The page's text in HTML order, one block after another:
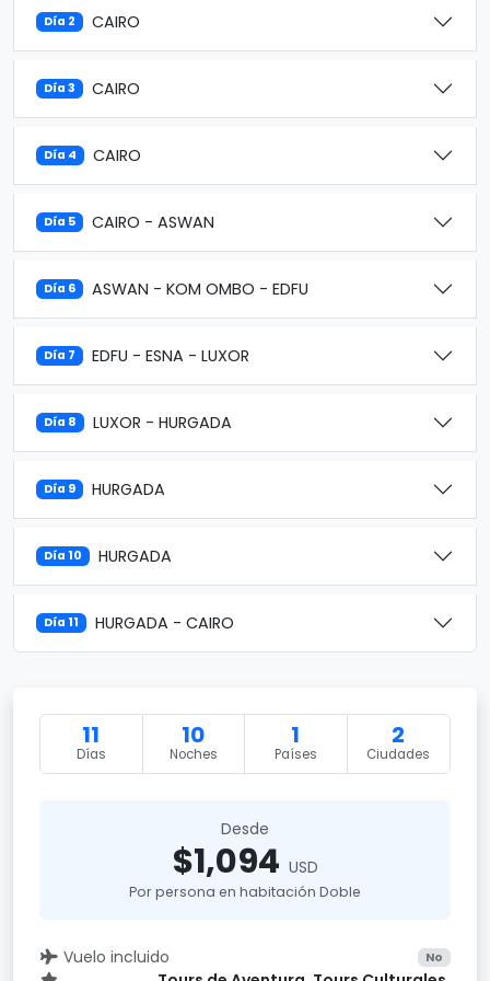
Día 2 CAIRO
Día 3 CAIRO
Día 4 CAIRO
Día 5 CAIRO - ASWAN
Día 6 ASWAN - KOM OMBO - EDFU
Día 7 EDFU - ESNA - LUXOR
Día 8 LUXOR - HURGADA
Día 9 HURGADA
Día 10 HURGADA
Día 11 HURGADA - CAIRO
11
Días
10
Noches
1
Países
2
Ciudades
Desde
$1,094 USD
Por persona en habitación Doble
Vuelo incluido No